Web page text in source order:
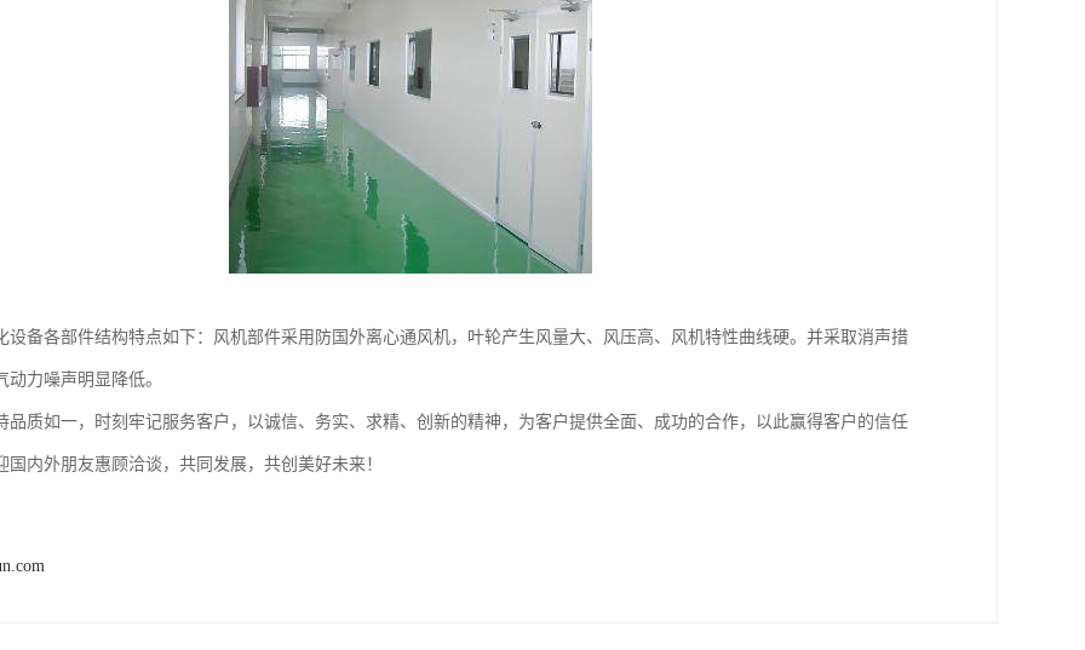
设备各部件结构特点如下：风机部件采用防国外离心通风机，叶轮产生风量大、风压高、风机特性曲线硬。并采取消声措
动力噪声明显降低。
品质如一，时刻牢记服务客户，以诚信、务实、求精、创新的精神，为客户提供全面、成功的合作，以此赢得客户的信任
国内外朋友惠顾洽谈，共同发展，共创美好未来！